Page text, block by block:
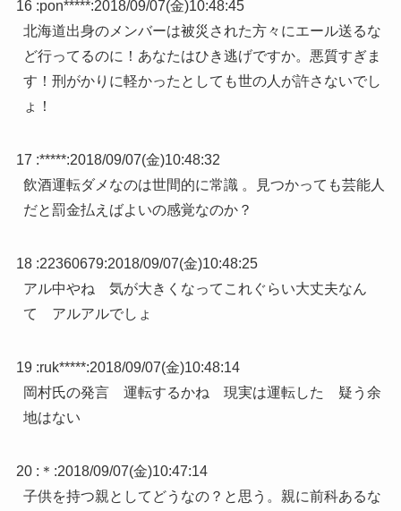
16 :pon*****:2018/09/07(金)10:48:45
北海道出身のメンバーは被災された方々にエール送るな
ど行ってるのに！あなたはひき逃げですか。悪質すぎま
す！刑がかりに軽かったとしても世の人が許さないでし
ょ！
17 :*****:2018/09/07(金)10:48:32
飲酒運転ダメなのは世間的に常識 。見つかっても芸能人
だと罰金払えばよいの感覚なのか？
18 :22360679:2018/09/07(金)10:48:25
アル中やね 気が大きくなってこれぐらい大丈夫なん
て アルアルでしょ
19 :ruk*****:2018/09/07(金)10:48:14
岡村氏の発言 運転するかね 現実は運転した 疑う余
地はない
20 : ＊ :2018/09/07(金)10:47:14
子供を持つ親としてどうなの？と思う。親に前科あるな